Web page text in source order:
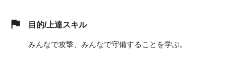
目的/上達スキル
みんなで攻撃、みんなで守備することを学ぶ。